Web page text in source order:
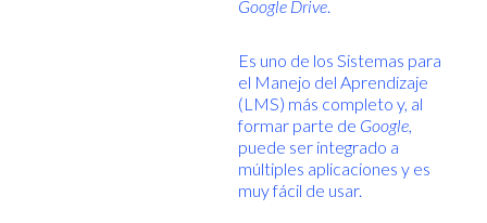
Google Drive.
Es uno de los Sistemas para
el Manejo del Aprendizaje
(LMS) más completo y, al
formar parte de Google,
puede ser integrado a
múltiples aplicaciones y es
muy fácil de usar.